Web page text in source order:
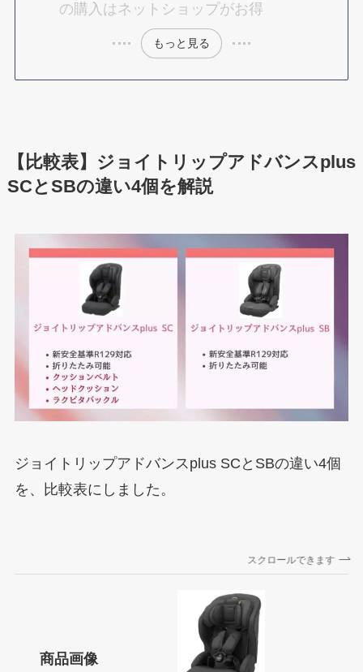
の購入はネットショップがお得
もっと見る
【比較表】ジョイトリップアドバンスplus
SCとSBの違い4個を解説
ジョイトリップアドバンスplus SCとSBの違い4個
を、比較表にしました。
スクロールできます
商品画像